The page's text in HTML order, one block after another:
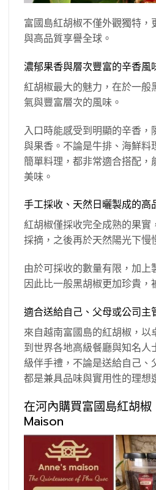
富國島紅胡椒不僅外觀獨特
與高品質享譽全球。
濃郁果香與層次豐富的辛香風
紅胡椒最大的魅力，在於一般
氣與豐富層次的風味。
入口時能感受到明顯的辛香，
與果香。不論是牛排、海鮮料
簡單料理，都非常適合搭配，
美味。
手工採收、天然日曬製成的高
紅胡椒僅採收完全成熟的果實
採摘，之後再於天然陽光下慢
由於可採收的數量有限，加上
因此比一般黑胡椒更加珍貴，
適合送給自己、父母或公司主
來自越南富國島的紅胡椒，以
到世界各地高級餐廳與知名人
級伴手禮，不論是送給自己、
都是兼具品味與實用性的理想
在河內購買富國島紅胡椒
Maison